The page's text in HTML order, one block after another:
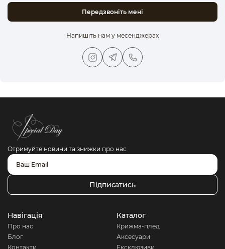
Передзвоніть мені
Напишіть нам у месенджерах
Отримуйте новини та знижки про нас
Підписатись
Навігація
Про нас
Блог
Контакти
Каталог
Крижма-плед
Аксесуари
Ексклюзиви